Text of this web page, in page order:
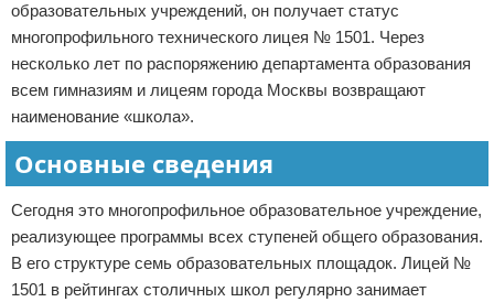
образовательных учреждений, он получает статус
многопрофильного технического лицея № 1501. Через
несколько лет по распоряжению департамента образования
всем гимназиям и лицеям города Москвы возвращают
наименование «школа».
Основные сведения
Сегодня это многопрофильное образовательное учреждение,
реализующее программы всех ступеней общего образования.
В его структуре семь образовательных площадок. Лицей №
1501 в рейтингах столичных школ регулярно занимает